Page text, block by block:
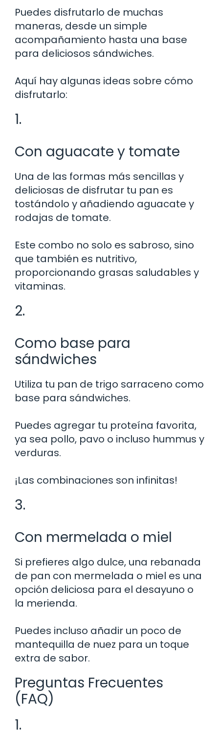
Puedes disfrutarlo de muchas
maneras, desde un simple
acompañamiento hasta una base
para deliciosos sándwiches.
Aquí hay algunas ideas sobre cómo
disfrutarlo:
1.
Con aguacate y tomate
Una de las formas más sencillas y
deliciosas de disfrutar tu pan es
tostándolo y añadiendo aguacate y
rodajas de tomate.
Este combo no solo es sabroso, sino
que también es nutritivo,
proporcionando grasas saludables y
vitaminas.
2.
Como base para
sándwiches
Utiliza tu pan de trigo sarraceno como
base para sándwiches.
Puedes agregar tu proteína favorita,
ya sea pollo, pavo o incluso hummus y
verduras.
¡Las combinaciones son infinitas!
3.
Con mermelada o miel
Si prefieres algo dulce, una rebanada
de pan con mermelada o miel es una
opción deliciosa para el desayuno o
la merienda.
Puedes incluso añadir un poco de
mantequilla de nuez para un toque
extra de sabor.
Preguntas Frecuentes
(FAQ)
1.